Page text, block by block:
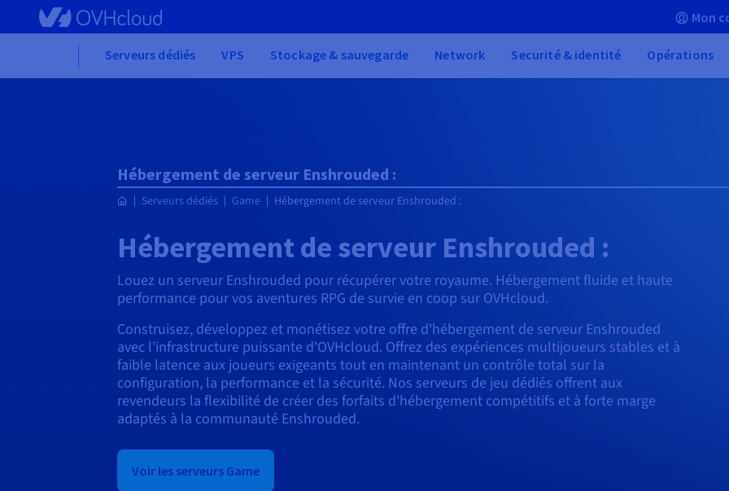
to
Mon
Serveurs dédiés VPS Stockage & sauvegarde Network Securité & identité Opérations
Hébergement de serveur Enshrouded :
Serveurs dédiés Game Hébergement de serveur Enshrouded :
Hébergement de serveur Enshrouded :
Louez un serveur Enshrouded pour récupérer votre royaume. Hébergement fluide et haute
performance pour vos aventures RPG de survie en coop sur OVHcloud.
Construisez, développez et monétisez votre offre d'hébergement de serveur Enshrouded
avec l'infrastructure puissante d'OVHcloud. Offrez des expériences multijoueurs stables et à
faible latence aux joueurs exigeants tout en maintenant un contrôle total sur la
configuration, la performance et la sécurité. Nos serveurs de jeu dédiés offrent aux
revendeurs la flexibilité de créer des forfaits d'hébergement compétitifs et à forte marge
adaptés à la communauté Enshrouded.
Voir les serveurs Game